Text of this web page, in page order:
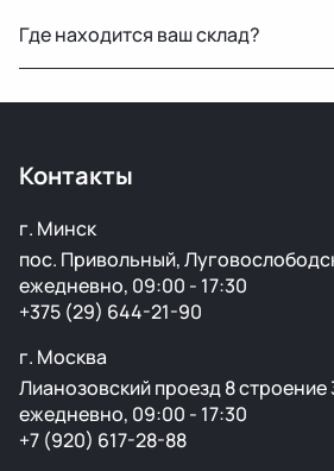
детали осматриваются на
продажей.
Где находится ваш склад?
Контакты
г. Минск
пос. Привольный,
ежедневно, 09:00 - 17:30
+375 (29) 644-21-90
г. Москва
Лианозовский проезд 8 строение
ежедневно, 09:00 - 17:30
+7 (920) 617-28-88